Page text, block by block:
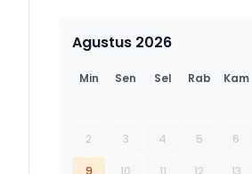
Agustus 2026
Min Sen Sel Rab Kam
2 3 4 5 6
9 10 11 12 13